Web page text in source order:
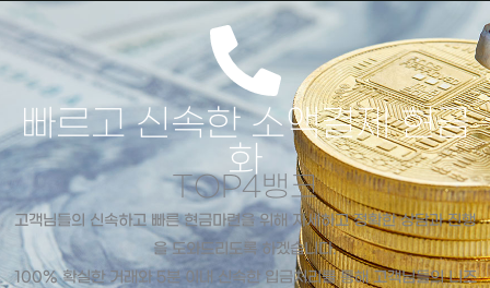
빠르고 신속한 소액결제 현금
화
TOP4뱅크
고객님들의 신속하고 빠른 현금마련을 위해 자세하고 정확한 상담과 진행
을 도와드리도록 하겠습니다.
100% 확실한 거래와 5분 이내 신속한 입금처리를 통해 고객님들의 니즈